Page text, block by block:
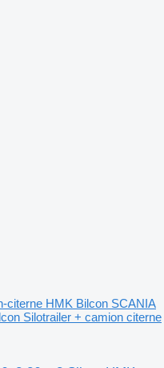
citerne HMK Bilcon SCANIA
Silotrailer + camion citerne